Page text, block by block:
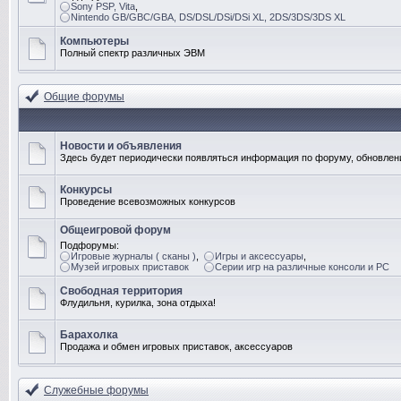
Sony PSP, Vita
Nintendo GB/GBC/GBA, DS/DSL/DSi/DSi XL, 2DS/3DS/3DS XL
Компьютеры
Полный спектр различных ЭВМ
Общие форумы
Новости и объявления
Здесь будет периодически появляться информация по форуму,
Конкурсы
Проведение всевозможных конкурсов
Общеигровой форум
Подфорумы:
Игровые журналы ( сканы )
Музей игровых приставок
Игры и аксессуары
Серии игр на различные консоли и PC
Свободная территория
Флудильня, курилка, зона отдыха!
Барахолка
Продажа и обмен игровых приставок, аксессуаров
Служебные форумы